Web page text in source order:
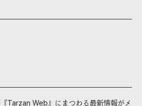
Tarzan Web』にまつわる最新情報がメ